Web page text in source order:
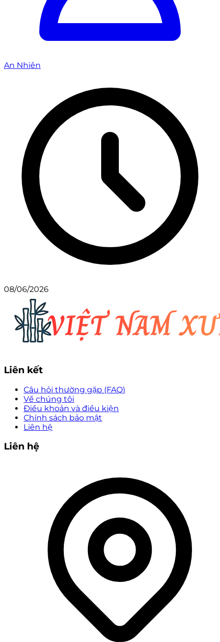
An Nhiên
08/06/2026
Liên kết
Câu hỏi thường gặp (FAQ)
Về chúng tôi
Điều khoản và điều kiện
Chính sách bảo mật
Liên hệ
Liên hệ